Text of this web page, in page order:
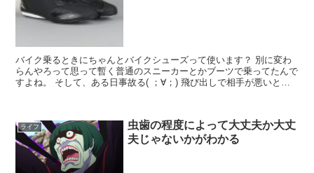
バイク乗るときにちゃんとバイクシューズって使います？ 別に変わ
らんやろって思って暫く普通のスニーカーとかブーツで乗ってたんで
すよね。 そして、ある日事故る( ；∀；) 飛び出しで相手が悪いとは
ライフ
虫歯の程度によって大丈夫か大丈
夫じゃないかがわかる